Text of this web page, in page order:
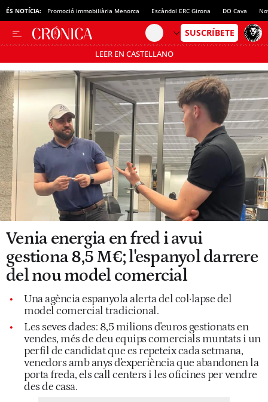
ÉS NOTÍCIA: Promoció immobiliària Menorca Escàndol ERC Girona DO Cava
LEER EN CASTELLANO
Passa’t al mode estalvi
Venia energia en fred i avui
gestiona 8,5 M€; l'espanyol darrere
del nou model comercial
Una agència espanyola alerta del col·lapse del
model comercial tradicional.
Les seves dades: 8,5 milions d'euros gestionats en
vendes, més de deu equips comercials muntats i un
perfil de candidat que es repeteix cada setmana,
venedors amb anys d'experiència que abandonen la
porta freda, els call centers i les oficines per vendre
des de casa.